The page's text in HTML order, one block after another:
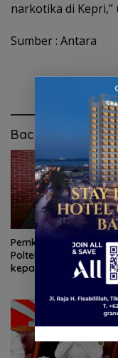
narkotika di Kepri,”
Sumber : Antara
Baca Juga
Pemkab Natuna
Polteknas berikan
kepada 30 pelajar